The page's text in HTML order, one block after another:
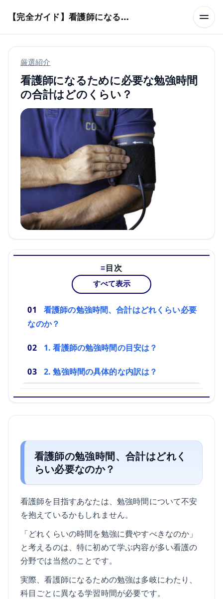
【完全ガイド】看護師になるまでのステップ＆スケジュール
厳選紹介
看護師になるために必要な勉強時間
の合計はどのくらい？
目次
すべて表示
看護師の勉強時間、合計はどれくらい必要
なのか？
1. 看護師の勉強時間の目安は？
2. 勉強時間の具体的な内訳は？
看護師の勉強時間、合計はどれく
らい必要なのか？
看護師を目指すあなたは、勉強時間について不安
を抱えているかもしれません。
「どれくらいの時間を勉強に費やすべきなのか」
と考えるのは、特に初めて学ぶ内容が多い看護の
分野では当然のことです。
実際、看護師になるための勉強は多岐にわたり、
科目ごとに異なる学習時間が必要です。